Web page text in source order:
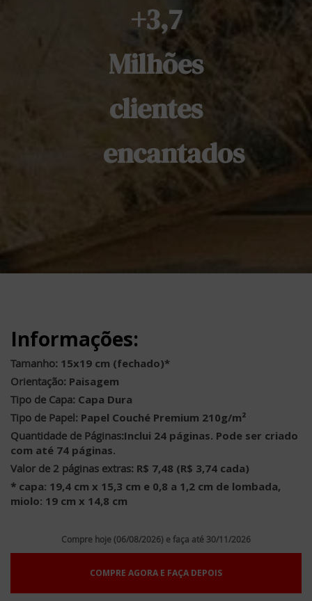
+3,7
Milhões
clientes
encantados
Informações:
Tamanho: 15x19 cm (fechado)*
Orientação: Paisagem
Tipo de Capa: Capa Dura
Tipo de Papel: Papel Couché Premium 210g/m²
Quantidade de Páginas:Inclui 24 páginas. Pode ser criado
com até 74 páginas.
Valor de 2 páginas extras: R$ 7,48 (R$ 3,74 cada)
* capa: 19,4 cm x 15,3 cm e 0,8 a 1,2 cm de lombada,
miolo: 19 cm x 14,8 cm
Compre hoje (06/08/2026) e faça até 30/11/2026
COMPRE AGORA E FAÇA DEPOIS